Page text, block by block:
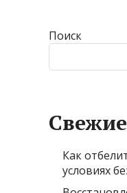
Поиск
Как
условиях